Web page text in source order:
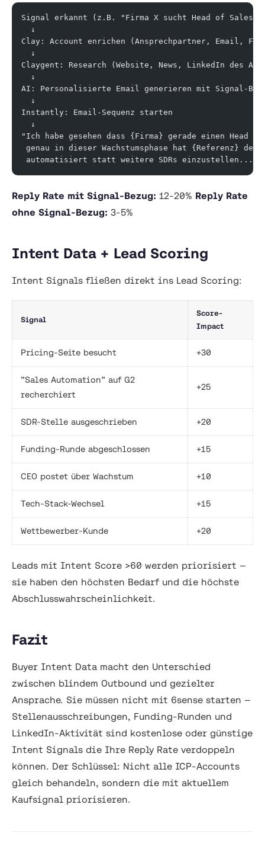
Signal erkannt (z.B. "Firma X sucht Head of Sales")
  ↓
Clay: Account enrichen (Ansprechpartner, Email,
  ↓
Claygent: Research (Website, News, LinkedIn des
  ↓
AI: Personalisierte Email generieren mit Signal-
  ↓
Instantly: Email-Sequenz starten
  ↓
"Ich habe gesehen dass {Firma} gerade einen Head
genau in dieser Wachstumsphase hat {Referenz} den
automatisiert statt weitere SDRs einzustellen..."
Reply Rate mit Signal-Bezug: 12-20% Reply Rate
ohne Signal-Bezug: 3-5%
Intent Data + Lead Scoring
Intent Signals fließen direkt ins Lead Scoring:
Signal
Score-
Impact
Pricing-Seite besucht +30
”Sales Automation” auf G2
recherchiert
+25
SDR-Stelle ausgeschrieben +20
Funding-Runde abgeschlossen +15
CEO postet über Wachstum +10
Tech-Stack-Wechsel +15
Wettbewerber-Kunde +20
Leads mit Intent Score >60 werden priorisiert —
sie haben den höchsten Bedarf und die höchste
Abschlusswahrscheinlichkeit.
Fazit
Buyer Intent Data macht den Unterschied
zwischen blindem Outbound und gezielter
Ansprache. Sie müssen nicht mit 6sense starten —
Stellenausschreibungen, Funding-Runden und
LinkedIn-Aktivität sind kostenlose oder günstige
Intent Signals die Ihre Reply Rate verdoppeln
können. Der Schlüssel: Nicht alle ICP-Accounts
gleich behandeln, sondern die mit aktuellem
Kaufsignal priorisieren.